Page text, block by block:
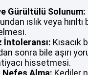
Gürültülü Solunum:
ıslık veya hırıltı
İntoleransı: Kısacık
sonra bile aşırı
hissetmesi.
Nefes Alma: Kediler